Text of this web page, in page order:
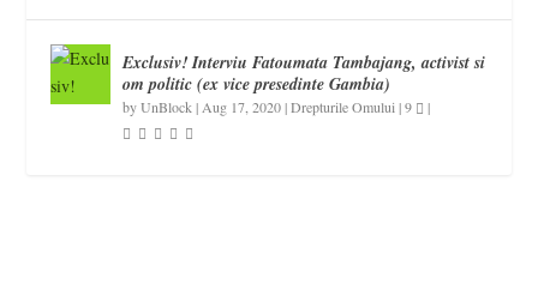
Exclusiv! Interviu Fatoumata Tambajang, activist si
om politic (ex vice presedinte Gambia)
byUnBlock | Aug 17, 2020|Drepturile Omului |9 |